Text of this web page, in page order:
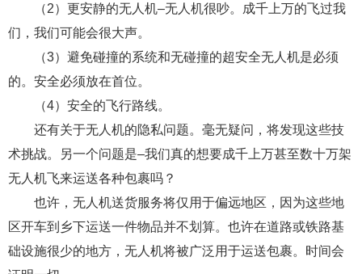
（2）更安静的无人机–无人机很吵。成千上万的飞过我
们，我们可能会很大声。
（3）避免碰撞的系统和无碰撞的超安全无人机是必须
的。安全必须放在首位。
（4）安全的飞行路线。
还有关于无人机的隐私问题。毫无疑问，将发现这些技
术挑战。另一个问题是–我们真的想要成千上万甚至数十万架
无人机飞来运送各种包裹吗？
也许，无人机送货服务将仅用于偏远地区，因为这些地
区开车到乡下运送一件物品并不划算。也许在道路或铁路基
础设施很少的地方，无人机将被广泛用于运送包裹。时间会